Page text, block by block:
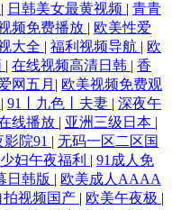
| 日韩美女最黄视频 | 青青
频免费播放 | 欧美性爱
大全 | 福利视频导航 | 欧
| 在线视频高清日韩 | 香
网五月 | 欧美视频免费观
| 91丨九色丨夫妻 | 深夜午
线播放 | 亚洲三级日本 |
影院91 | 无码一区二区国
少妇午夜福利 | 91成人免
日韩版 | 欧美成人AAAA
拍视频国产 | 欧美午夜极 |